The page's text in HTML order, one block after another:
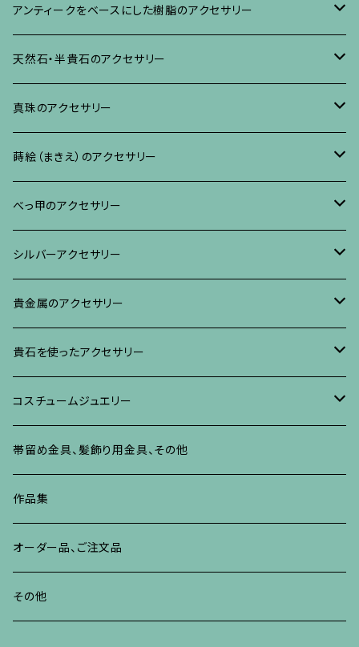
ネックレス、その他
イヤリング、ピアス
ネックレス、ペンダント
ブレスレット、バングル、その他
ブローチ
イヤリング・ピアス
ネックレス・ペンダント
リング
ブレスレット・バングル、その他
アンティークをベースにした樹脂のアクセサリー
ブローチ
イヤリング・ピアス
ネックレス、ペンダント
ブレスレット、その他
天然石・半貴石のアクセサリー
ブローチ
イヤリング・ピアス
ネックレス、ペンダント
リング
ブレスレット、その他
真珠のアクセサリー
ブローチ
イヤリング・ピアス
ネックレス、ペンダント
リング
ブレスレット、その他
蒔絵（まきえ）のアクセサリー
べっ甲に蒔絵のアクセサリー
ブローチ
イヤリング・ピアス
真珠に蒔絵のアクセサリー
ブローチ
イヤリング、ピアス
水晶に蒔絵のアクセサリー
ブローチ
イヤリング、ピアス
朴の木やポプラに蒔絵のアクセサリー
ブローチ
イヤリング・ピアス
その他の蒔絵のアクセサリー
べっ甲のアクセサリー
ブローチ
イヤリング、ピアス
ネックレス、ペンダント
リング
ブレスレット、バングル、その他
シルバーアクセサリー
ブローチ
イヤリング、ピアス
ネックレス、ペンダント
リング
ブレスレット、バングル、その他
貴金属のアクセサリー
ブローチ
イヤリング、ピアス
ネックレス、ペンダント
ブレスレット、その他
リング
貴石を使ったアクセサリー
ブローチ
イヤリング、ピアス
ネックレス、ペンダント
リング
ブレスレット、バングル
コスチュームジュエリー
ブローチ
イヤリング、ピアス
ネックレス、ペンダント
リング
帯留め金具、髪飾り用金具、その他
作品集
オーダー品、ご注文品
その他